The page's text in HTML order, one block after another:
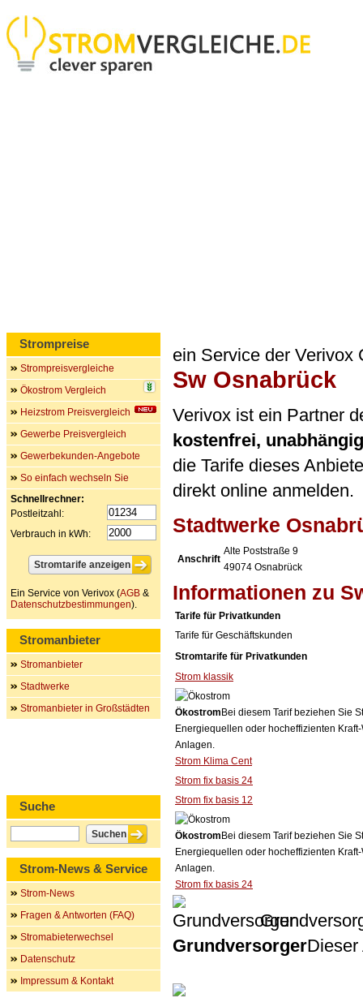
ein Service der Verivox
Sw Osnabrück
Verivox ist ein Partner
kostenfrei,
die Tarife dieses
direkt online anmelden.
Stadtwerke
Anschrift
Alte Poststraße 9
49074 Osnabrück
Informationen zu
Tarife für Privatkunden
Tarife für Geschäftskunden
Stromtarife für Privatkunden
Strom klassik
Ökostrom Bei diesem Tarif beziehen Sie
Energiequellen oder hocheffizienten
Anlagen.
Strom Klima Cent
Strom fix basis 24
Strom fix basis 12
Ökostrom Bei diesem Tarif beziehen Sie
Energiequellen oder hocheffizienten
Anlagen.
Strom fix basis 24
GrundversorgerDieser
Strompreise
Strompreisvergleiche
Ökostrom Vergleich
Heizstrom Preisvergleich
Gewerbe Preisvergleich
Gewerbekunden-Angebote
So einfach wechseln Sie
Schnellrechner:
Postleitzahl:
Verbrauch in kWh:
Ein Service von Verivox (AGB &
Datenschutzbestimmungen).
Stromanbieter
Stromanbieter
Stadtwerke
Stromanbieter in Großstädten
Suche
Strom-News & Service
Strom-News
Fragen & Antworten (FAQ)
Stromabieterwechsel
Datenschutz
Impressum & Kontakt